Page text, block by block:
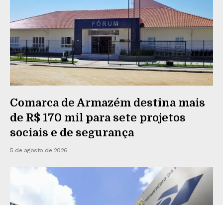
Comarca de Armazém destina mais
de R$ 170 mil para sete projetos
sociais e de segurança
5 de agosto de 2026